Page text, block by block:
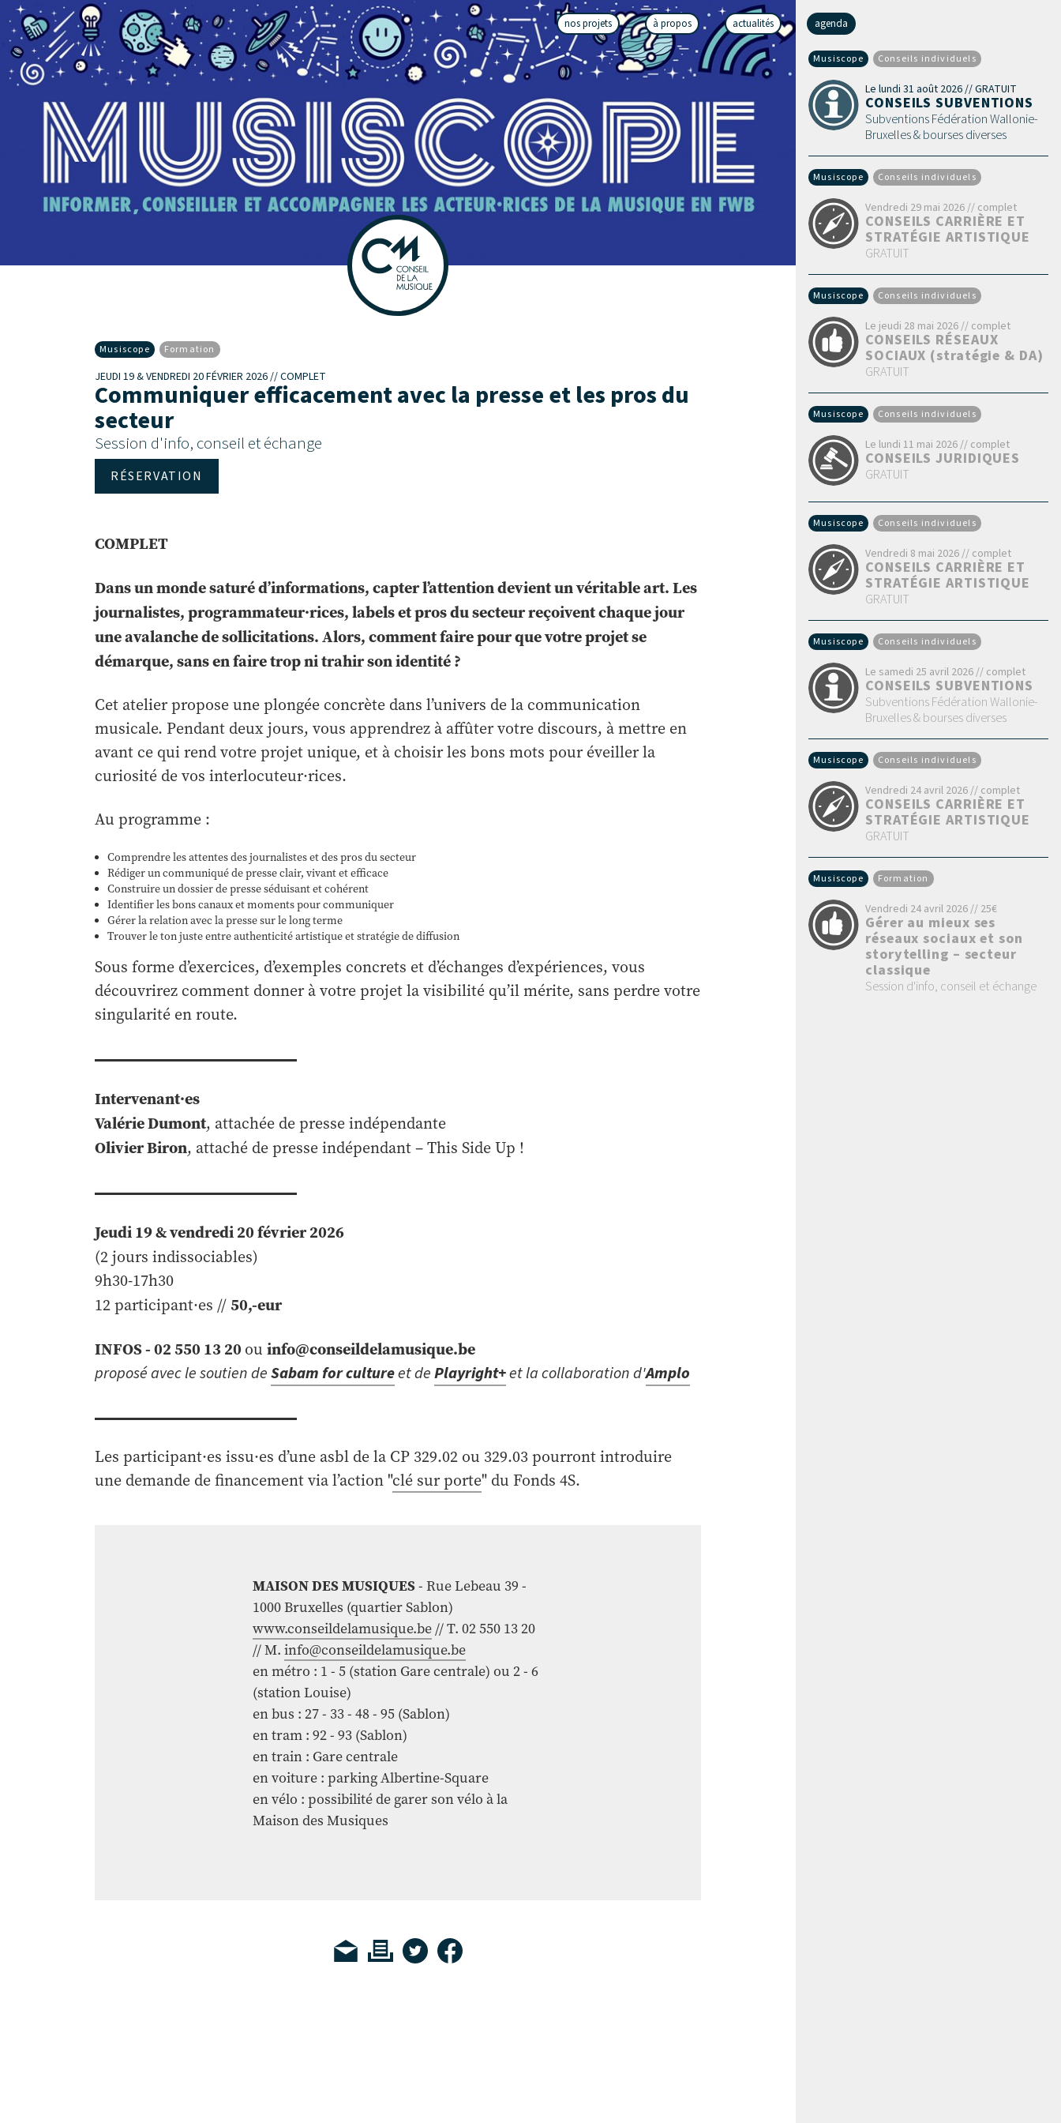
nos projets à propos actualités agenda
Musiscope Formation
JEUDI 19 & VENDREDI 20 FÉVRIER 2026 // COMPLET
Communiquer efficacement avec la presse et les pros du
secteur
Session d'info, conseil et échange
RÉSERVATION
COMPLET
Dans un monde saturé d’informations, capter l’attention devient un véritable art. Les
journalistes, programmateur·rices, labels et pros du secteur reçoivent chaque jour
une avalanche de sollicitations. Alors, comment faire pour que votre projet se
démarque, sans en faire trop ni trahir son identité ?
Cet atelier propose une plongée concrète dans l’univers de la communication
musicale. Pendant deux jours, vous apprendrez à affûter votre discours, à mettre en
avant ce qui rend votre projet unique, et à choisir les bons mots pour éveiller la
curiosité de vos interlocuteur·rices.
Au programme :
Comprendre les attentes des journalistes et des pros du secteur
Rédiger un communiqué de presse clair, vivant et efficace
Construire un dossier de presse séduisant et cohérent
Identifier les bons canaux et moments pour communiquer
Gérer la relation avec la presse sur le long terme
Trouver le ton juste entre authenticité artistique et stratégie de diffusion
Sous forme d’exercices, d’exemples concrets et d’échanges d’expériences, vous
découvrirez comment donner à votre projet la visibilité qu’il mérite, sans perdre votre
singularité en route.
Intervenant·es
Valérie Dumont, attachée de presse indépendante
Olivier Biron, attaché de presse indépendant – This Side Up !
Jeudi 19 & vendredi 20 février 2026
(2 jours indissociables)
9h30-17h30​
12 participant·es // 50,-eur
INFOS - 02 550 13 20ou info@conseildelamusique.be
proposé avec le soutien deSabam for cultureet dePlayright+et la collaboration d'Amplo
Les participant·es issu·es d’une asbl de la CP 329.02 ou 329.03 pourront introduire
une demande de financement via l’action "clé sur porte" du Fonds 4S.
MAISON DES MUSIQUES- Rue Lebeau 39 -
1000 Bruxelles (quartier Sablon)
www.conseildelamusique.be// T. 02 550 13 20
// M. info@conseildelamusique.be
en métro : 1 - 5 (station Gare centrale) ou 2 - 6
(station Louise)
en bus : 27 - 33 - 48 - 95 (Sablon)
en tram : 92 - 93 (Sablon)
en train : Gare centrale
en voiture : parking Albertine-Square
en vélo : possibilité de garer son vélo à la
Maison des Musiques
Musiscope Conseils individuels
Le lundi 31 août 2026 // GRATUIT
CONSEILS SUBVENTIONS
Subventions Fédération Wallonie-
Bruxelles & bourses diverses
Musiscope Conseils individuels
Vendredi 29 mai 2026 // complet
CONSEILS CARRIÈRE ET
STRATÉGIE ARTISTIQUE
GRATUIT
Musiscope Conseils individuels
Le jeudi 28 mai 2026 // complet
CONSEILS RÉSEAUX
SOCIAUX (stratégie & DA)
GRATUIT
Musiscope Conseils individuels
Le lundi 11 mai 2026 // complet
CONSEILS JURIDIQUES
GRATUIT
Musiscope Conseils individuels
Vendredi 8 mai 2026 // complet
CONSEILS CARRIÈRE ET
STRATÉGIE ARTISTIQUE
GRATUIT
Musiscope Conseils individuels
Le samedi 25 avril 2026 // complet
CONSEILS SUBVENTIONS
Subventions Fédération Wallonie-
Bruxelles & bourses diverses
Musiscope Conseils individuels
Vendredi 24 avril 2026 // complet
CONSEILS CARRIÈRE ET
STRATÉGIE ARTISTIQUE
GRATUIT
Musiscope Formation
Vendredi 24 avril 2026 // 25€
Gérer au mieux ses
réseaux sociaux et son
storytelling – secteur
classique
Session d'info, conseil et échange